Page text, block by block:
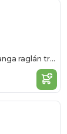
Remera de algodón grueso manga raglán tres cuartos